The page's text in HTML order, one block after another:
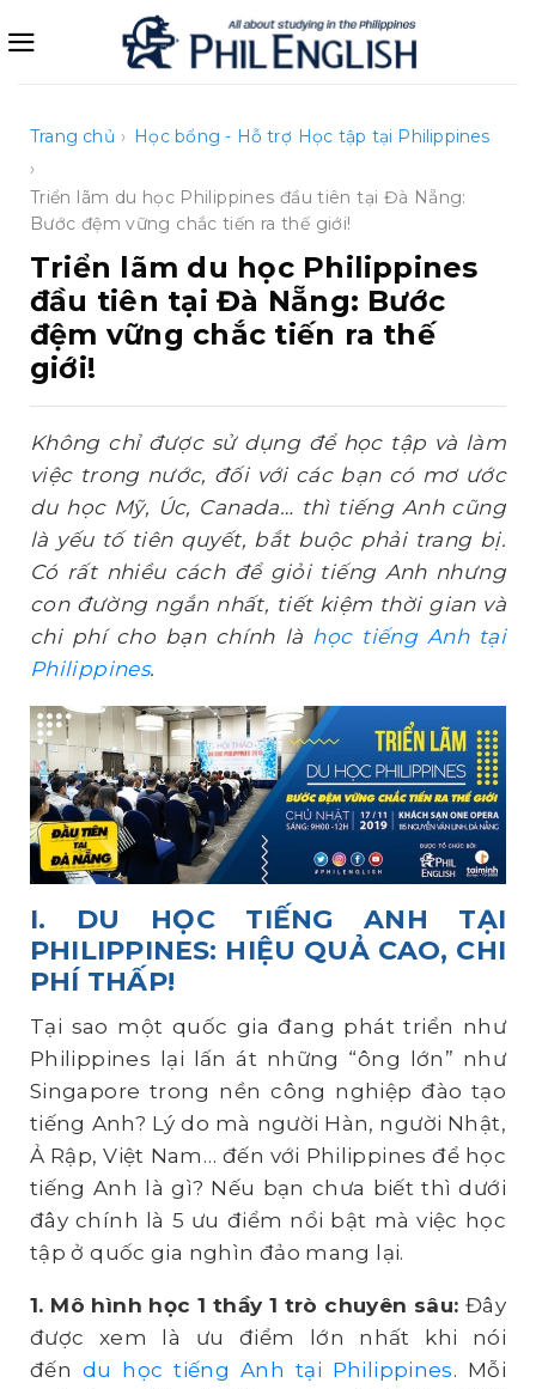
qua
Trang chủ › Học bổng - Hỗ trợ Học tập tại Philippines
›
Triển lãm du học Philippines đầu tiên tại Đà Nẵng:
Bước đệm vững chắc tiến ra thế giới!
Triển lãm du học Philippines
đầu tiên tại Đà Nẵng: Bước
đệm vững chắc tiến ra thế
giới!
Không chỉ được sử dụng để học tập và làm
việc trong nước, đối với các bạn có mơ ước
du học Mỹ, Úc, Canada… thì tiếng Anh cũng
là yếu tố tiên quyết, bắt buộc phải trang bị.
Có rất nhiều cách để giỏi tiếng Anh nhưng
con đường ngắn nhất, tiết kiệm thời gian và
chi phí cho bạn chính là học tiếng Anh tại
Philippines.
I. DU HỌC TIẾNG ANH TẠI
PHILIPPINES: HIỆU QUẢ CAO, CHI
PHÍ THẤP!
Tại sao một quốc gia đang phát triển như
Philippines lại lấn át những “ông lớn” như
Singapore trong nền công nghiệp đào tạo
tiếng Anh? Lý do mà người Hàn, người Nhật,
Ả Rập, Việt Nam… đến với Philippines để học
tiếng Anh là gì? Nếu bạn chưa biết thì dưới
đây chính là 5 ưu điểm nổi bật mà việc học
tập ở quốc gia nghìn đảo mang lại.
1. Mô hình học 1 thầy 1 trò chuyên sâu: Đây
được xem là ưu điểm lớn nhất khi nói
đến du học tiếng Anh tại Philippines. Mỗi